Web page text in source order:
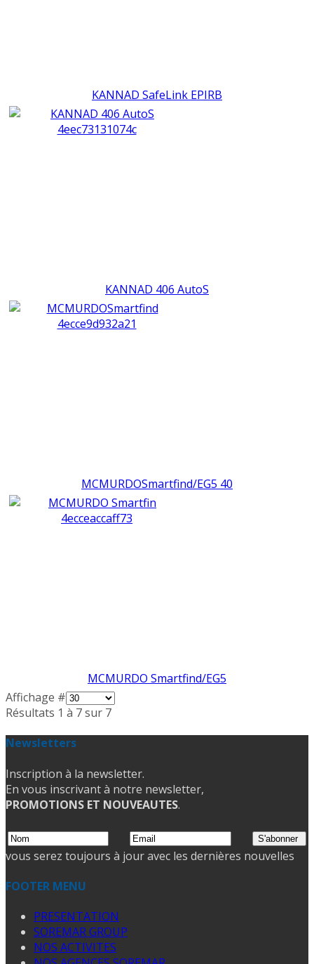
KANNAD SafeLink EPIRB
KANNAD 406 AutoS
MCMURDOSmartfind/EG5 40
MCMURDO Smartfind/EG5
Affichage #
Résultats 1 à 7 sur 7
Newsletters
Inscription à la newsletter.
En vous inscrivant à notre newsletter,
PROMOTIONS ET NOUVEAUTES.
vous serez toujours à jour avec les dernières nouvelles
FOOTER MENU
PRESENTATION
SOREMAR GROUP
NOS ACTIVITES